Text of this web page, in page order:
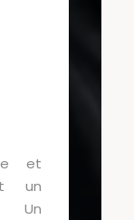
et
un
Un